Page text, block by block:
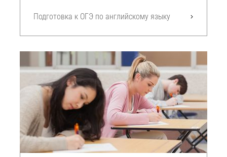
Подготовка к ОГЭ по английскому языку